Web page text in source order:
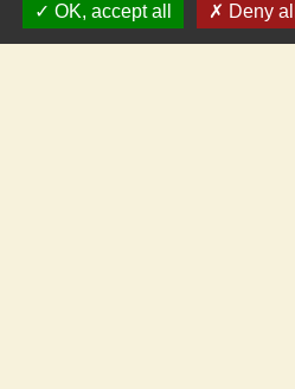
OK, accept all
Deny